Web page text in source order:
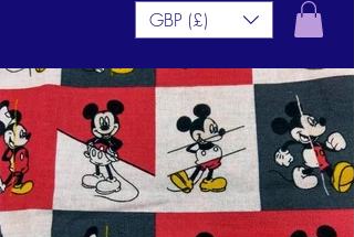
GBP (£)